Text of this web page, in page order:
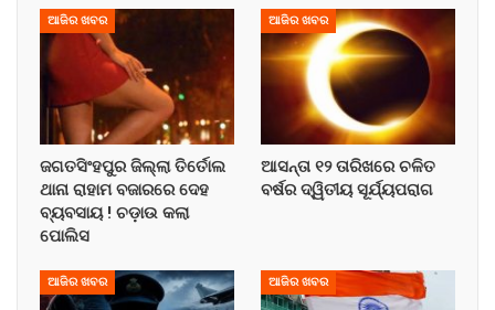
ଆଜିର ଖବର
ଜଗତସିଂହପୁର ଜିଲ୍ଲା ତିର୍ତୋଲ
ଥାନା ରାହାମ ବଜାରରେ ଦେହ
ବ୍ୟବସାୟ ! ଚଡ଼ାଉ କଲା
ପୋଲିସ
ଆଜିର ଖବର
ଆସନ୍ତା ୧୨ ତାରିଖରେ ଚଳିତ
ବର୍ଷର ଦ୍ୱିତୀୟ ସୂର୍ଯ୍ୟପରାଗ
ଆଜିର ଖବର ଆଜିର ଖବର